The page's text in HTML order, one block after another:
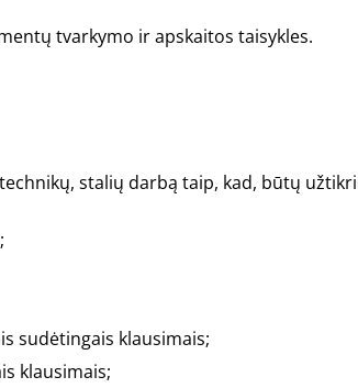
tvarkymo ir apskaitos taisykles.
stalių darbą taip, kad, būtų
sudėtingais klausimais;
klausimais;